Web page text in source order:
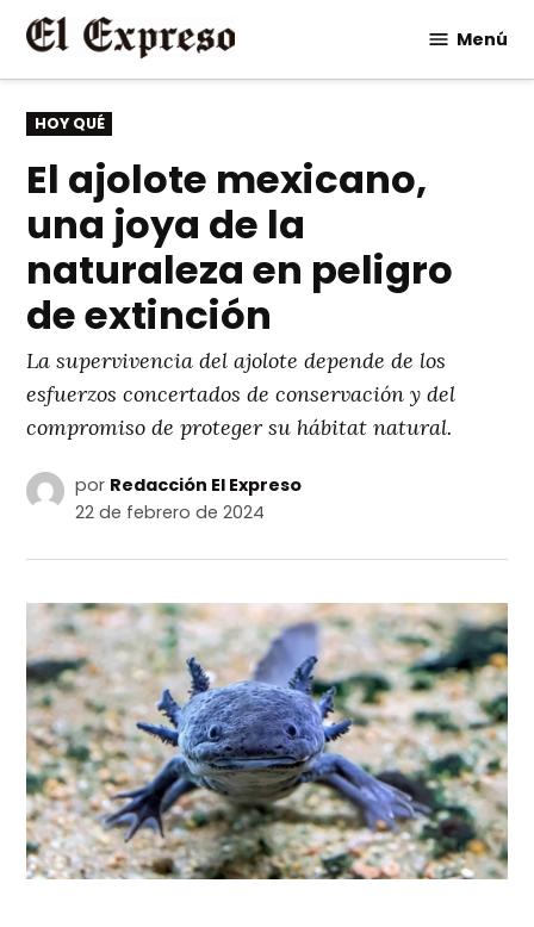
Saltar
contenido
Menú
PUBLICADO
EN
HOY QUÉ
El ajolote mexicano,
una joya de la
naturaleza en peligro
de extinción
La supervivencia del ajolote depende de los
esfuerzos concertados de conservación y del
compromiso de proteger su hábitat natural.
por Redacción El Expreso
22 de febrero de 2024